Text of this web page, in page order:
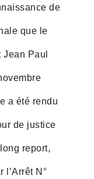
de
que le
Paul
a été rendu
de justice
report,
l’Arrêt N°